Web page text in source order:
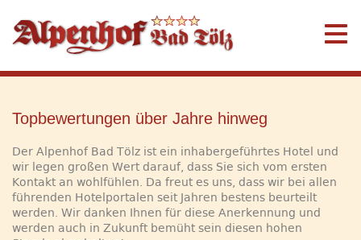
Topbewertungen über Jahre hinweg
Der Alpenhof Bad Tölz ist ein inhabergeführtes Hotel und
wir legen großen Wert darauf, dass Sie sich vom ersten
Kontakt an wohlfühlen. Da freut es uns, dass wir bei allen
führenden Hotelportalen seit Jahren bestens beurteilt
werden. Wir danken Ihnen für diese Anerkennung und
werden auch in Zukunft bemüht sein diesen hohen